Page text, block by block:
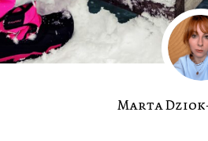
Marta